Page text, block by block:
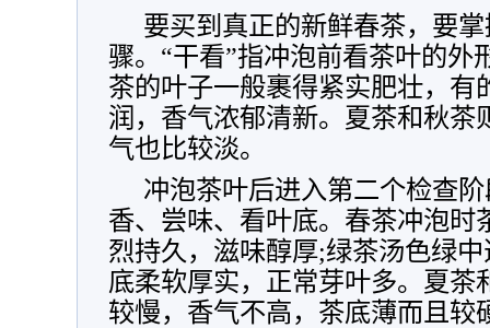
要买到真正的新鲜春茶，要
骤。“干看”指冲泡前看茶叶的外
茶的叶子一般裹得紧实肥壮，有
润，香气浓郁清新。夏茶和秋茶
气也比较淡。
冲泡茶叶后进入第二个检查
香、尝味、看叶底。春茶冲泡时
烈持久，滋味醇厚;绿茶汤色绿
底柔软厚实，正常芽叶多。夏茶
较慢，香气不高，茶底薄而且较